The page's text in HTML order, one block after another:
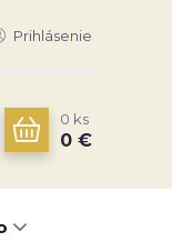
Prihlásenie
0 ks
0 €